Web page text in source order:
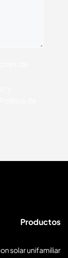
Productos
solar unifamiliar